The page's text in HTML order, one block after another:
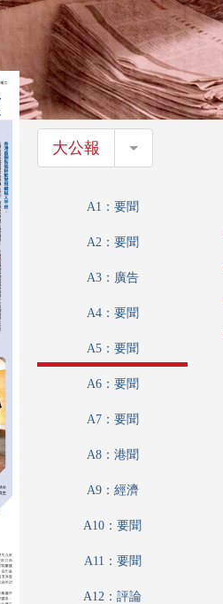
大公報 大公報
A1：要聞
A2：要聞
A3：廣告
A4：要聞
A5：要聞
A6：要聞
A7：要聞
A8：港聞
A9：經濟
A10：要聞
A11：要聞
A12：評論